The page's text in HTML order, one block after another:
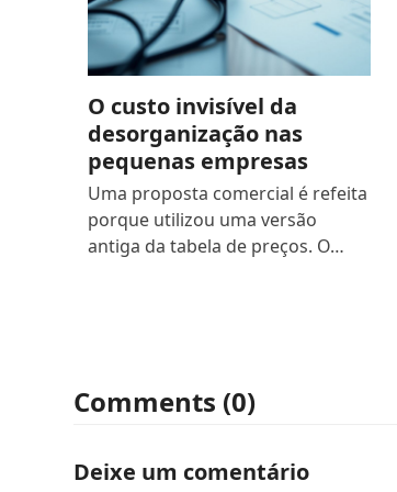
O custo invisível da
desorganização nas
pequenas empresas
Uma proposta comercial é refeita
porque utilizou uma versão
antiga da tabela de preços. O…
Comments (0)
Deixe um comentário